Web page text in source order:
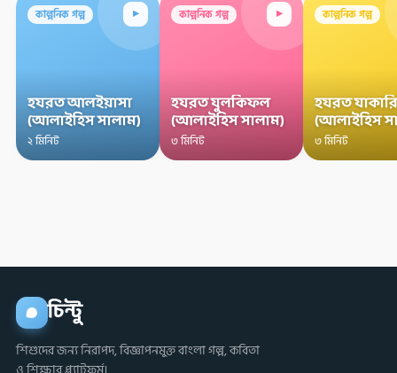
কাল্পনিক গল্প ▸
হযরত আলইয়াসা
(আলাইহিস সালাম)
২ মিনিট
কাল্পনিক গল্প ▸
হযরত যুলকিফল
(আলাইহিস সালাম)
৩ মিনিট
কাল্পনিক গল্প
হযরত
(আলাইহিস
৩ মিনিট
চিন্টু
শিশুদের জন্য নিরাপদ, বিজ্ঞাপনমুক্ত বাংলা গল্প, কবিতা